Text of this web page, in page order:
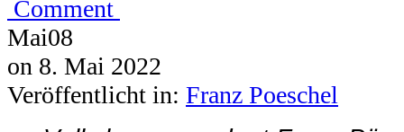
Volkskorrespondent Franz
2022
Baerbock – Kriegstreiber! –